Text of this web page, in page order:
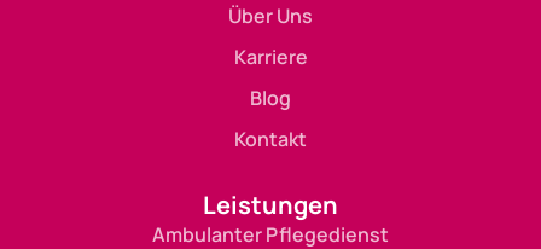
Über Uns
Karriere
Blog
Kontakt
Leistungen
Ambulanter Pflegedienst